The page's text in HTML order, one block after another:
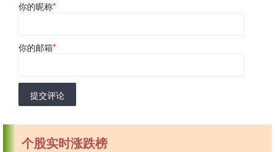
你的昵称*
你的邮箱*
提交评论
个股实时涨跌榜